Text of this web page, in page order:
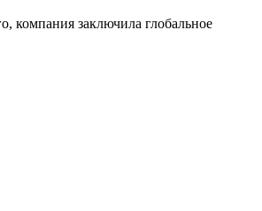
компания заключила глобальное